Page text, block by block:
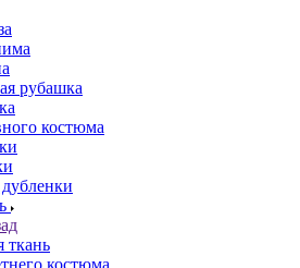
рубашка
костюма
ткань
костюма